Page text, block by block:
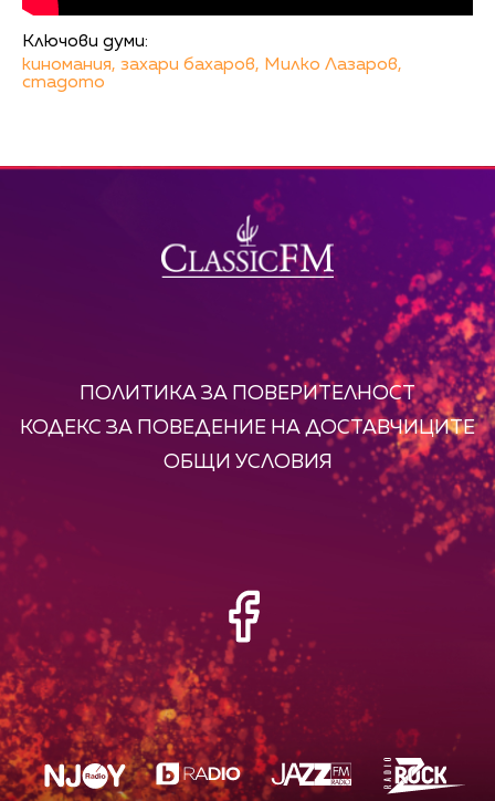
Ключови думи:
киномания, захари бахаров, Милко Лазаров,
стадото
ПОЛИТИКА ЗА ПОВЕРИТЕЛНОСТ
КОДЕКС ЗА ПОВЕДЕНИЕ НА ДОСТАВЧИЦИТЕ
ОБЩИ УСЛОВИЯ